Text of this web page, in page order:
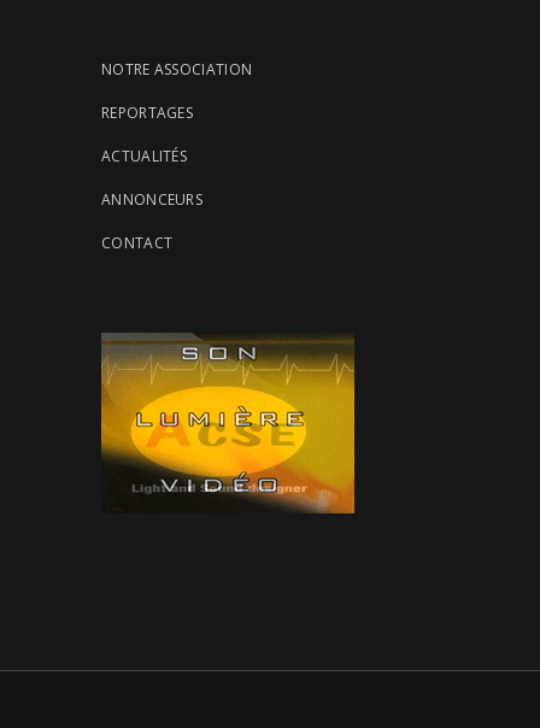
NOTRE ASSOCIATION
REPORTAGES
ACTUALITÉS
ANNONCEURS
CONTACT